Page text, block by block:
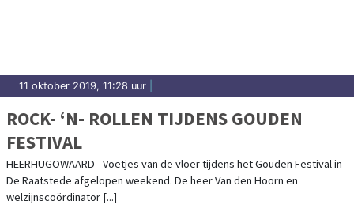
11 oktober 2019, 11:28 uur
ROCK- ‘N- ROLLEN TIJDENS GOUDEN
FESTIVAL
HEERHUGOWAARD - Voetjes van de vloer tijdens het Gouden Festival in
De Raatstede afgelopen weekend. De heer Van den Hoorn en
welzijnscoördinator [...]